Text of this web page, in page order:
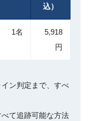
込）
1名
5,918
円
ン判定まで、すべ
て追跡可能な方法